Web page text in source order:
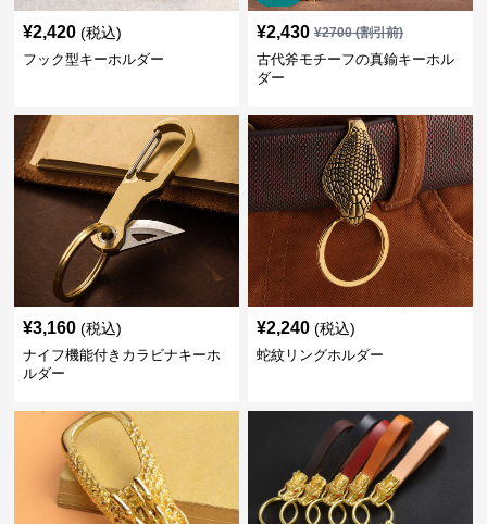
¥2,420 (税込)
フック型キーホルダー
¥2,430 ¥2700(割引前)
古代斧モチーフの真鍮キーホル
ダー
¥3,160 (税込)
ナイフ機能付きカラビナキーホ
ルダー
¥2,240 (税込)
蛇紋リングホルダー